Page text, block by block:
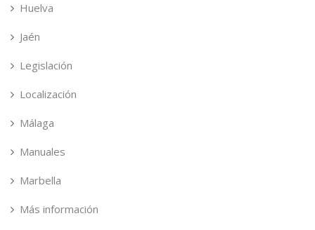
Huelva
Jaén
Legislación
Localización
Málaga
Manuales
Marbella
Más información